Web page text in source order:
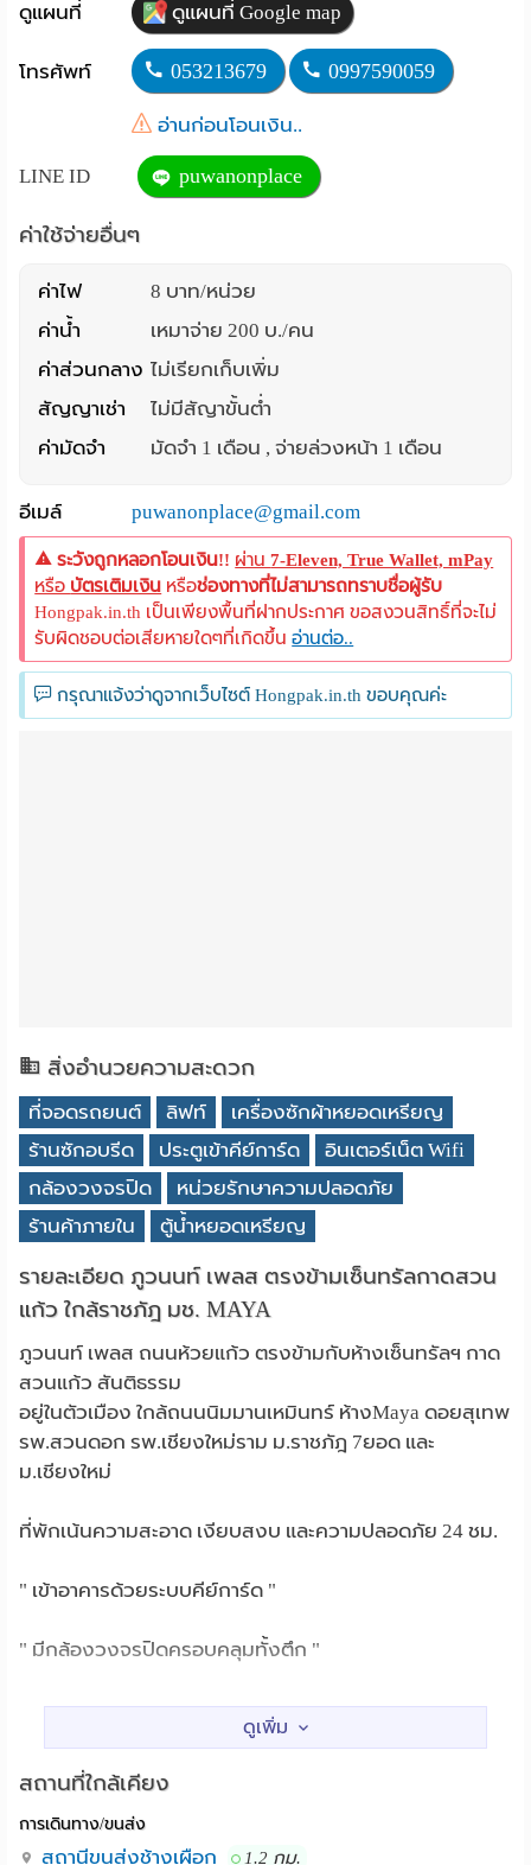
ดูแผนที่ ดูแผนที่ Google map
โทรศัพท์ 053213679 0997590059
อ่านก่อนโอนเงิน..
LINE ID puwanonplace
ค่าใช้จ่ายอื่นๆ
ค่าไฟ
8 บาท/หน่วย
ค่าน้ำ
เหมาจ่าย 200 บ./คน
ค่าส่วนกลาง ไม่เรียกเก็บเพิ่ม
สัญญาเช่า
ไม่มีสัญาขั้นต่ำ
ค่ามัดจำ
มัดจำ 1 เดือน , จ่ายล่วงหน้า 1 เดือน
อีเมล์ puwanonplace@gmail.com
ระวังถูกหลอกโอนเงิน!! ผ่าน7-Eleven, True Wallet, mPay
หรือ บัตรเติมเงิน หรือช่องทางที่ไม่สามารถทราบชื่อผู้รับ
Hongpak.in.th เป็นเพียงพื้นที่ฝากประกาศ ขอสงวนสิทธิ์ที่จะไม่
รับผิดชอบต่อเสียหายใดๆที่เกิดขึ้นอ่านต่อ..
กรุณาแจ้งว่าดูจากเว็บไซต์ Hongpak.in.th ขอบคุณค่ะ
สิ่งอำนวยความสะดวก
ที่จอดรถยนต์ ลิฟท์
เครื่องซักผ้าหยอดเหรียญ
ร้านซักอบรีด
ประตูเข้าคีย์การ์ด
อินเตอร์เน็ต Wifi
กล้องวงจรปิด
หน่วยรักษาความปลอดภัย
ร้านค้าภายใน
ตู้น้ำหยอดเหรียญ
รายละเอียด ภูวนนท์ เพลส ตรงข้ามเซ็นทรัลกาดสวน
แก้ว ใกล้ราชภัฎ มช. MAYA
ภูวนนท์ เพลส ถนนห้วยแก้ว ตรงข้ามกับห้างเซ็นทรัลฯ กาด
สวนแก้ว สันติธรรม
อยู่ในตัวเมือง ใกล้ถนนนิมมานเหมินทร์ ห้างMaya ดอยสุเทพ
รพ.สวนดอก รพ.เชียงใหม่ราม ม.ราชภัฎ 7ยอด และ
ม.เชียงใหม่
ที่พักเน้นความสะอาด เงียบสงบ และความปลอดภัย 24 ชม.
" เข้าอาคารด้วยระบบคีย์การ์ด "
" มีกล้องวงจรปิดครอบคลุมทั้งตึก "
" มีรีเซปชั่น 24 ชั่วโมง มีลิฟท์ ไม่เรียกเก็บค่าส่วนกลาง "
สนใจอินบ็อคแฟนเพจ Facebook : ภูวนนท์เพลส puwanon
place
สถานที่ใกล้เคียง
การเดินทาง/ขนส่ง
สถานีขนส่งช้างเผือก 1.2 กม.